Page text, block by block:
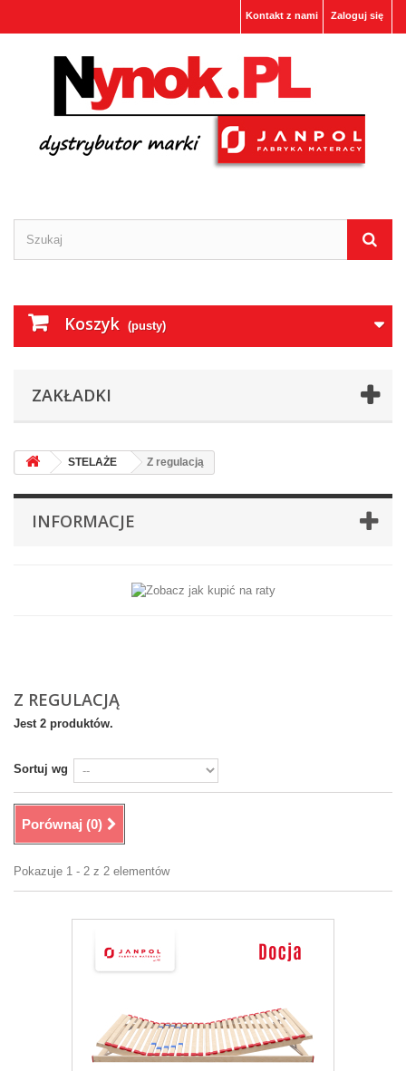
Zaloguj się
Kontakt z nami
Koszyk (pusty)
ZAKŁADKI
STELAŻE Z regulacją
INFORMACJE
Z REGULACJĄ
Jest 2 produktów.
Sortuj wg
Porównaj (0)
Pokazuje 1 - 2 z 2 elementów